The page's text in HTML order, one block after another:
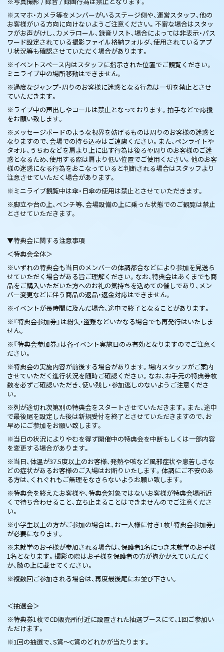
※スマホ・カメラ等をメンバーがいるステージ側や、運営スタッフ、他の
お客様がいる方向に向けないようご注意ください。不審な場合はスタッ
フがお声がけし、カメラロール、録音リスト、場合によっては非表示・パス
ワード設定されている撮影ファイル格納フォルダ、使用されているアプ
リ状況等も確認させていただく場合があります。
※イベントスペース内はスタッフに指示された位置でご観覧ください。
ミニライブ中の場所移動はできません。
※過度なジャンプ・周りのお客様に迷惑となる行為は一切を禁止とさせ
ていただきます。
※ライブ中の声出しやコールは禁止となっております。拍手などで応援
をお願い致します。
※メッセージボードのような視界を妨げるものは周りのお客様の迷惑と
なりますので、会場での持ち込みはご遠慮ください。また、ペンライトや
タオル、うちわなどを肩より上に出す行為は後ろや周りのお客様のご迷
惑となるため、使用する際は肩より低い位置でご使用ください。他のお客
様の迷惑になる行為をおこなっていると判断される場合はスタッフより
注意させていただく場合があります。
※ミニライブ観覧中は傘・日傘の使用は禁止とさせていただきます。
※脚立や台の上、ベンチ等、会場設備の上に乗った状態でのご観覧は禁止
とさせていただきます。
▼特典会に関する注意事項
＜特典会全体＞
※いずれの特典会も当日のメンバーの体調都合などにより参加を見送ら
せていただく場合がある旨ご理解ください。なお、特典会はあくまでも商
品をご購入いただいた方へのお礼の気持ちを込めての催しであり、メン
バー変更などに伴う商品の返品・返金対応はできません。
※イベントが長時間に及んだ場合、途中で終了となることがあります。
※『特典会参加券』は紛失・盗難などいかなる場合でも再発行はいたしま
せん。
※『特典会参加券』は各イベント実施日のみ有効となりますのでご注意く
ださい。
※特典会の実施内容が前後する場合があります。場内スタッフがご案内
させていただく進行状況を随時ご確認ください。なお、お手元の特典券枚
数を必ずご確認いただき、使い残し・参加逃しのないようご注意くださ
い。
※列が途切れ次第別の特典会をスタートさせていただきます。また、途中
で最後尾を設定した後は新規受付を終了とさせていただきますので、お
早めにご参加をお願い致します。
※当日の状況によりやむを得ず開催中の特典会を中断もしくは一部内容
を変更する場合があります。
※当日、体温が37.5度以上のお客様、発熱や咳など風邪症状や息苦しさな
どの症状があるお客様のご入場はお断りいたします。体調にご不安のあ
る方は、くれぐれもご無理をなさらないようお願い致します。
※特典会を終えたお客様や、特典会対象ではないお客様が特典会場所近
くで待ち合わせること、立ち止まることはできませんのでご注意くださ
い。
※小学生以上の方がご参加の場合は、お一人様に付き1枚「特典会参加券」
が必要になります。
※未就学のお子様が参加される場合は、保護者1名につき未就学のお子様
1名となります。撮影の際はお子様を保護者の方が抱かかえていただく
か、膝の上に載せてください。
※複数回ご参加される場合は、再度最後尾にお並び下さい。
＜抽選会＞
※特典券1枚でCD販売所付近に設置された抽選ブースにて、1回ご参加い
ただけます。
※1回の抽選で、S賞～C賞のどれかが当たります。